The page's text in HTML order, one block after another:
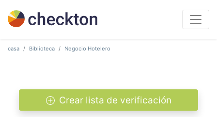
casa Biblioteca Negocio Hotelero
Crear lista de verificación